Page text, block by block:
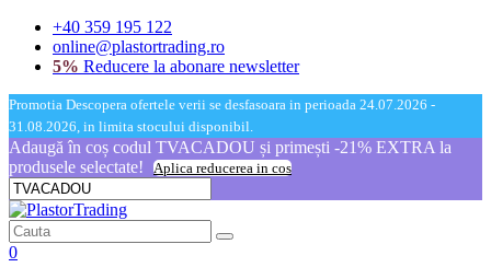
+40 359 195 122
online@plastortrading.ro
5% Reducere la abonare newsletter
Promotia Descopera ofertele verii se desfasoara in perioada 24.07.2026 -
31.08.2026, in limita stocului disponibil.
Adaugă în coș codul TVACADOU și primești -21% EXTRA la
produsele selectate!
Aplica reducerea in cos
0